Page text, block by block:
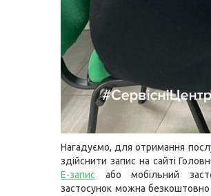
Нагадуємо, для отримання
здійснити запис на сайті
Е-запис або мобільний
застосунок можна